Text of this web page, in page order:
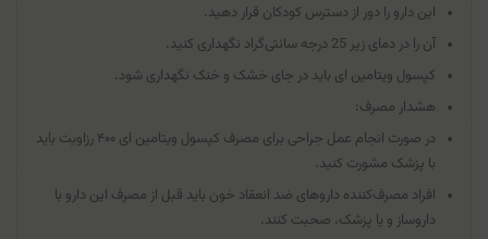
این دارو را دور از دسترس کودکان قرار دهید.
آن را در دمای زیر 25 درجه سانتی‌گراد نگهداری کنید.
کپسول ویتامین ای باید در جای خشک و خنک نگهداری شود.
هشدار مصرف:
در صورت انجام عمل جراحی برای مصرف کپسول ویتامین ای ۴۰۰ رزاویت باید
با پزشک مشورت کنید.
افراد مصرف‌کننده داروهای ضد انعقاد خون باید قبل از مصرف این دارو با
داروساز و یا پزشک، صحبت کنند.